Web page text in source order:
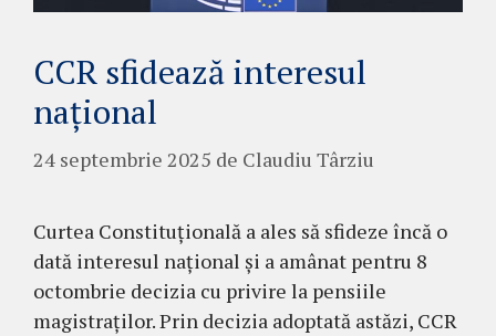
CCR sfidează interesul
național
24 septembrie 2025 de Claudiu Târziu
Curtea Constituțională a ales să sfideze încă o
dată interesul național și a amânat pentru 8
octombrie decizia cu privire la pensiile
magistraților. Prin decizia adoptată astăzi, CCR